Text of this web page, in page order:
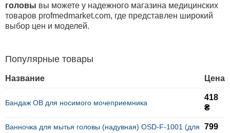
головы вы можете у надежного магазина медицинских
товаров profmedmarket.com, где представлен широкий
выбор цен и моделей.
Популярные товары
Название Цена
Бандаж OB для носимого мочеприемника
418
₴
Ванночка для мытья головы (надувная) OSD-F-1001 (для
799